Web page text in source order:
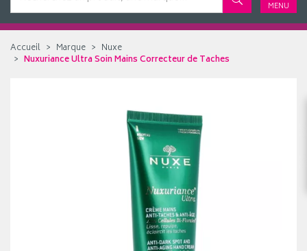
MENU
Accueil Marque
Nuxe
Nuxuriance Ultra Soin Mains Correcteur de Taches